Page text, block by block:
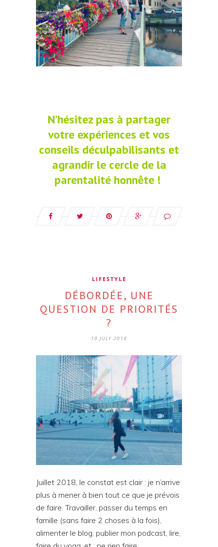
N’hésitez pas à partager
votre expériences et vos
conseils déculpabilisants et
agrandir le cercle de la
parentalité honnête !
LIFESTYLE
DÉBORDÉE, UNE
QUESTION DE PRIORITÉS
?
10 JULY 2018
Juillet 2018, le constat est clair : je n’arrive
plus à mener à bien tout ce que je prévois
de faire. Travailler, passer du temps en
famille (sans faire 2 choses à la fois),
alimenter le blog, publier mon podcast, lire,